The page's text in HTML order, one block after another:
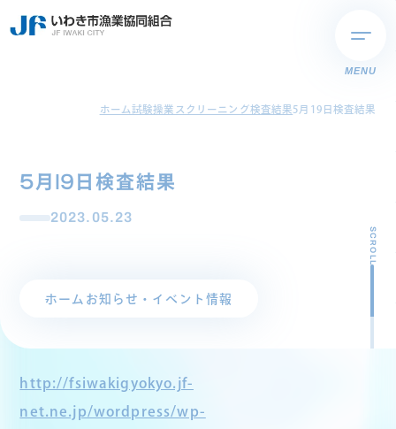
MENU
ホーム試験操業スクリーニング検査結果5月19日検査結果
5月19日検査結果
2023.05.23
ホーム お知らせ・イベント情報
SCROLL
http://fsiwakigyokyo.jf-
net.ne.jp/wordpress/wp-